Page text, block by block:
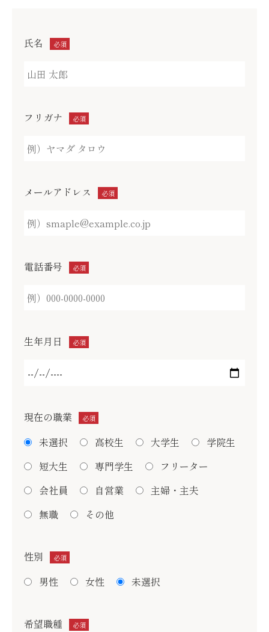
氏名 必須
フリガナ 必須
メールアドレス 必須
電話番号 必須
生年月日 必須
現在の職業 必須
未選択 高校生 大学生
学院生
短大生
専門学生
フリーター
会社員
自営業
主婦・主夫
無職
その他
性別 必須
男性 女性 未選択
希望職種 必須